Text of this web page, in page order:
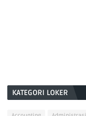
KATEGORI LOKER